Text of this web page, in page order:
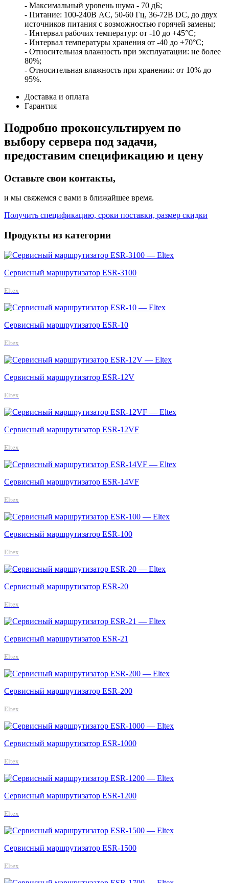
- Максимальный уровень шума - 70 дБ;
- Питание: 100-240В AC, 50-60 Гц, 36-72В DC, до двух
источников питания с возможностью горячей замены;
- Интервал рабочих температур: от -10 до +45°С;
- Интервал температуры хранения от -40 до +70°С;
- Относительная влажность при эксплуатации: не более
80%;
- Относительная влажность при хранении: от 10% до
95%.
Доставка и оплата
Гарантия
Подробно проконсультируем по
выбору сервера под задачи,
предоставим спецификацию и цену
Оставьте свои контакты,
и мы свяжемся с вами в ближайшее время.
Получить спецификацию, сроки поставки, размер скидки
Продукты из категории
Сервисный маршрутизатор ESR-3100
Eltex
Сервисный маршрутизатор ESR-10
Eltex
Сервисный маршрутизатор ESR-12V
Eltex
Сервисный маршрутизатор ESR-12VF
Eltex
Сервисный маршрутизатор ESR-14VF
Eltex
Сервисный маршрутизатор ESR-100
Eltex
Сервисный маршрутизатор ESR-20
Eltex
Сервисный маршрутизатор ESR-21
Eltex
Сервисный маршрутизатор ESR-200
Eltex
Сервисный маршрутизатор ESR-1000
Eltex
Сервисный маршрутизатор ESR-1200
Eltex
Сервисный маршрутизатор ESR-1500
Eltex